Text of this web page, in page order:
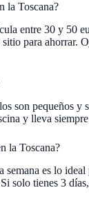
la Toscana?
entre 30 y 50
para ahorrar.
son pequeños
y lleva
la Toscana?
semana es lo
solo tienes 3